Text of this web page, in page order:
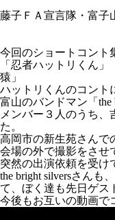
藤子ＦＡ宣言隊・富子
今回のショートコント
「忍者ハットリくん
猿」
ハットリくんのコント
富山のバンドマン「the
メンバー３人のうち
た。
高岡市の新生苑さんで
会場の外で撮影をさせ
突然の出演依頼を受け
the bright silversさんも
て、ぼく達も先日ゲス
今後もお互いの動画で